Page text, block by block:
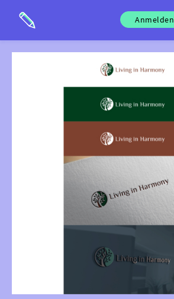
Anmelden